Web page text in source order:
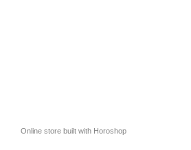
Online store built with Horoshop